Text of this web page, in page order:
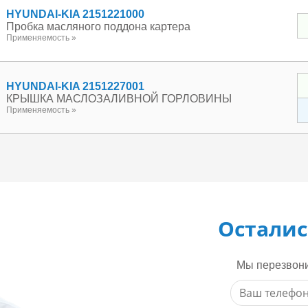
HYUNDAI-KIA 2151221000
Пробка масляного поддона картера
Применяемость »
HYUNDAI-KIA 2151227001
КРЫШКА МАСЛОЗАЛИВНОЙ ГОРЛОВИНЫ
Применяемость »
Мы